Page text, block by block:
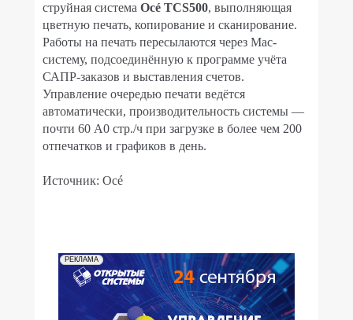
струйная система Océ TCS500, выполняющая
цветную печать, копирование и сканирование.
Работы на печать пересылаются через Mac-
систему, подсоединённую к программе учёта
САПР-заказов и выставления счетов.
Управление очередью печати ведётся
автоматически, производительность системы —
почти 60 A0 стр./ч при загрузке в более чем 200
отпечатков и графиков в день.
Источник: Océ
РЕКЛАМА